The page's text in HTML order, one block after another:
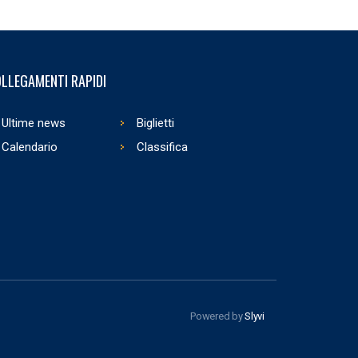
RAPIDI
Ultime news
Biglietti
Calendario
Classifica
Powered bySlyvi